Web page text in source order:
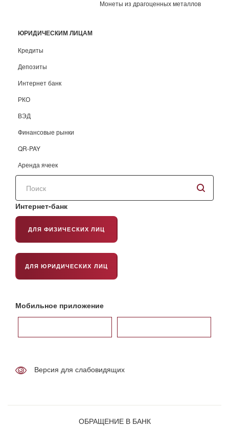
Монеты из драгоценных металлов
ЮРИДИЧЕСКИМ ЛИЦАМ
Кредиты
Депозиты
Интернет банк
РКО
ВЭД
Финансовые рынки
QR-PAY
Аренда ячеек
Поиск
сайту
Интернет-банк
ДЛЯ ФИЗИЧЕСКИХ ЛИЦ
ДЛЯ ЮРИДИЧЕСКИХ ЛИЦ
Мобильное приложение
Версия для слабовидящих
ОБРАЩЕНИЕ В БАНК